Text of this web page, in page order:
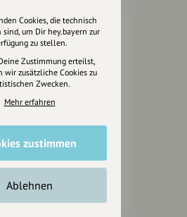
unsere Plattform
ist ein Projekt von
vorschlagen
Cookies, die technisch
um Dir hey.bayern zur
zu stellen.
Zustimmung erteilst,
wir zusätzliche Cookies zu
Zwecken.
Mehr erfahren
zustimmen
Ablehnen